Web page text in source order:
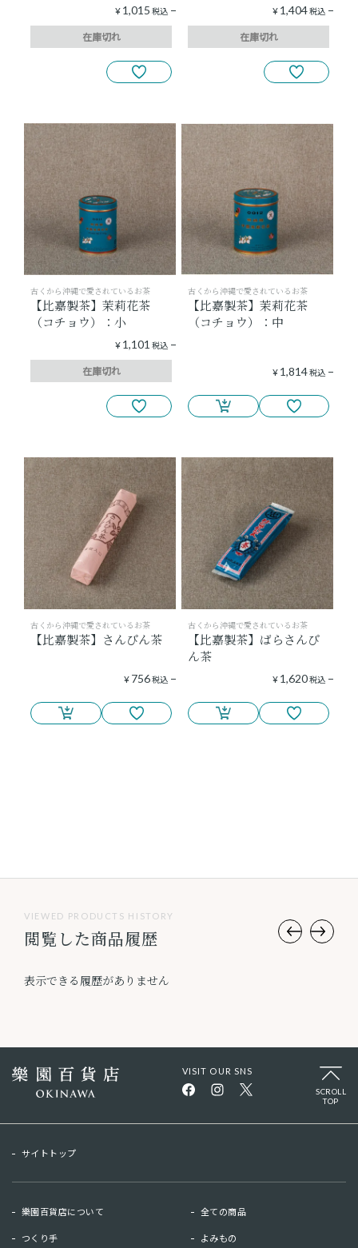
¥ 1,015 税込
在庫切れ
¥ 1,404税込
在庫切れ
古くから沖縄で愛されているお茶
【比嘉製茶】茉莉花茶
（コチョウ）：小
¥ 1,101 税込
在庫切れ
古くから沖縄で愛されているお茶
【比嘉製茶】茉莉花茶
（コチョウ）：中
¥ 1,814税込
古くから沖縄で愛されているお茶
【比嘉製茶】さんぴん茶
¥ 756税込
古くから沖縄で愛されているお茶
【比嘉製茶】ばらさんぴ
ん茶
¥ 1,620税込
VIEWED PRODUCTS HISTORY
閲覧した商品履歴
表示できる履歴がありません
VISIT OUR SNS
SCROLL
TOP
サイトトップ
樂園百貨店について 全ての商品
つくり手 よみもの